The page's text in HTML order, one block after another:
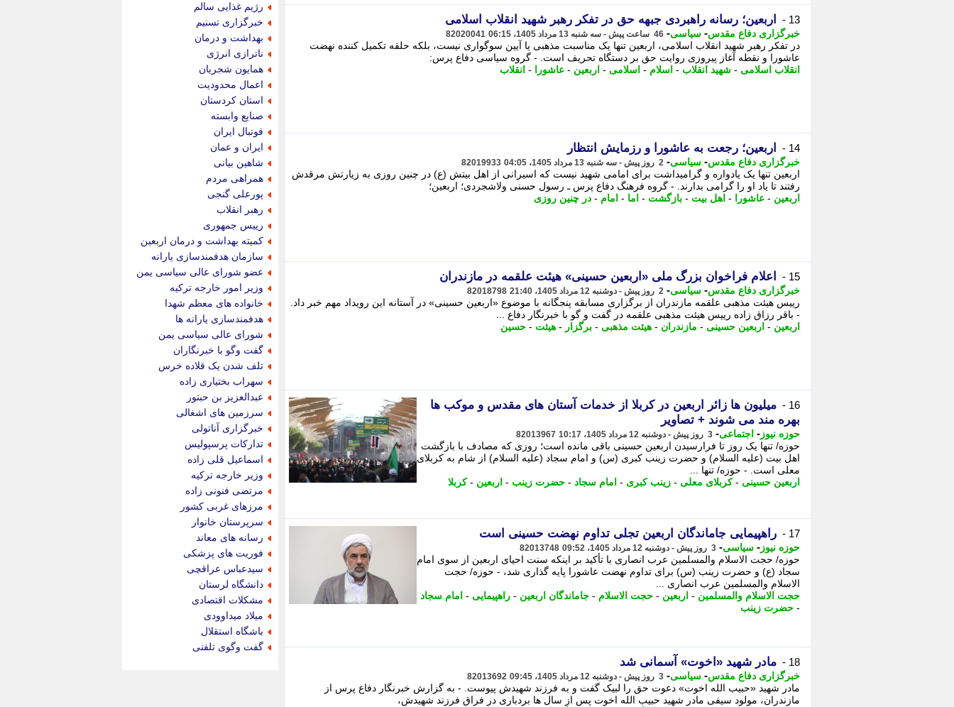
13 - اربعین؛ رسانه راهبردی جبهه حق در تفکر رهبر شهید انقلاب اسلامی
خبرگزاری دفاع مقدس- سیاسی- 46 ساعت پیش - سه شنبه 13 مرداد 1405، 06:15 82020041
در تفکر رهبر شهید انقلاب اسلامی، اربعین تنها یک مناسبت مذهبی یا آیین سوگواری نیست، بلکه حلقه تکمیل کننده نهضت
عاشورا و نقطه آغاز پیروزی روایت حق بر دستگاه تحریف است. - گروه سیاسی دفاع پرس:
انقلاب اسلامی - شهید انقلاب - اسلام - اسلامی - اربعین - عاشورا - انقلاب
14 - اربعین؛ رجعت به عاشورا و رزمایش انتظار
خبرگزاری دفاع مقدس- سیاسی- 2 روز پیش - سه شنبه 13 مرداد 1405، 04:05 82019933
اربعین تنها یک یادواره و گرامیداشت برای امامی شهید نیست که اسیرانی از اهل بیتش (ع) در چنین روزی به زیارتش مرقدش
رفتند تا یاد او را گرامی بدارند. - گروه فرهنگ دفاع پرس ـ رسول حسنی ولاشجردی؛ اربعین؛
اربعین - عاشورا - اهل بیت - بازگشت - اما - امام - در چنین روزی
15 - اعلام فراخوان بزرگ ملی «اربعین حسینی» هیئت علقمه در مازندران
خبرگزاری دفاع مقدس- سیاسی- 2 روز پیش - دوشنبه 12 مرداد 1405، 21:40 82018798
رییس هیئت مذهبی علقمه مازندران از برگزاری مسابقه پنجگانه با موضوع «اربعین حسینی» در آستانه این رویداد مهم خبر داد.
- باقر رزاق زاده رییس هیئت مذهبی علقمه در گفت و گو با خبرنگار دفاع ...
اربعین - اربعین حسینی - مازندران - هیئت مذهبی - برگزار - هیئت - حسین
16 -
میلیون ها زائر اربعین در کربلا از خدمات آستان های مقدس و موکب ها
بهره مند می شوند + تصاویر
حوزه نیوز - اجتماعی- 3 روز پیش - دوشنبه 12 مرداد 1405، 10:17 82013967
حوزه/ تنها یک روز تا فرارسیدن اربعین حسینی باقی مانده است؛ روزی که مصادف با بازگشت
اهل بیت (علیه السلام) و حضرت زینب کبری (س) و امام سجاد (علیه السلام) از شام به کربلای
معلی است. - حوزه/ تنها ...
اربعین حسینی -کربلای معلی - زینب کبری - امام سجاد - حضرت زینب - اربعین -کربلا
17 - راهپیمایی جاماندگان اربعین تجلی تداوم نهضت حسینی است
حوزه نیوز - سیاسی- 3 روز پیش - دوشنبه 12 مرداد 1405، 09:52 82013748
حوزه/ حجت الاسلام والمسلمین عرب انصاری با تأکید بر اینکه سنت احیای اربعین از سوی امام
سجاد (ع) و حضرت زینب (س) برای تداوم نهضت عاشورا پایه گذاری شد، - حوزه/ حجت
الاسلام والمسلمین عرب انصاری ...
حجت الاسلام والمسلمین - اربعین - حجت الاسلام - جاماندگان اربعین - راهپیمایی - امام سجاد
- حضرت زینب
18 - مادر شهید «اخوت» آسمانی شد
خبرگزاری دفاع مقدس- سیاسی- 3 روز پیش - دوشنبه 12 مرداد 1405، 09:45 82013692
مادر شهید «حبیب الله اخوت» دعوت حق را لبیک گفت و به فرزند شهیدش پیوست. - به گزارش خبرنگار دفاع پرس از
مازندران، مولود سیفی مادر شهید حبیب الله اخوت پس از سال ها بردباری در فراق فرزند شهیدش،
رژیم غذایی سالم
خبرگزاری تسنیم
بهداشت و درمان
ناترازی انرژی
همایون شجریان
اعمال محدودیت
استان کردستان
صنایع وابسته
فوتبال ایران
ایران و عمان
شاهین بیانی
همراهی مردم
پورعلی گنجی
رهبر انقلاب
رییس جمهوری
کمیته بهداشت و درمان اربعین
سازمان هدفمندسازی یارانه
عضو شورای عالی سیاسی یمن
وزیر امور خارجه ترکیه
خانواده های معظم شهدا
هدفمندسازی یارانه ها
شورای عالی سیاسی یمن
گفت وگو با خبرنگاران
تلف شدن یک قلاده خرس
سهراب بختیاری زاده
عبدالعزیز بن حبتور
سرزمین های اشغالی
خبرگزاری آناتولی
تدارکات پرسپولیس
اسماعیل قلی زاده
وزیر خارجه ترکیه
مرتضی فنونی زاده
مرزهای غربی کشور
سرپرستان خانوار
رسانه های معاند
فوریت های پزشکی
سیدعباس عراقچی
دانشگاه لرستان
مشکلات اقتصادی
میلاد میداوودی
باشگاه استقلال
گفت وگوی تلفنی